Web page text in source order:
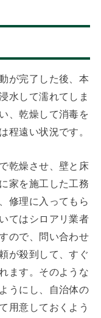
が完了した後、本
水して濡れてしま
、乾燥して消毒を
程遠い状況です。
乾燥させ、壁と床
家を施工した工務
修理に入ってもら
てはシロアリ業者
ので、問い合わせ
が殺到して、すぐ
ます。そのような
うにし、自治体の
用意しておくよう